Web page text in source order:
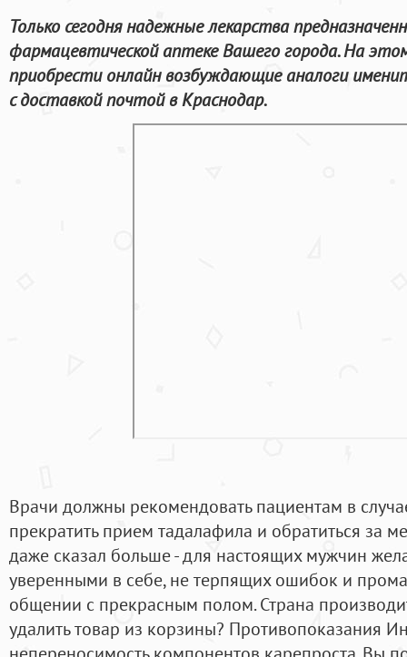
Только сегодня надежные лекарства
фармацевтической аптеке Вашего города. На
приобрести онлайн возбуждающие аналоги
с доставкой почтой в Краснодар.
Врачи должны рекомендовать пациентам в
прекратить прием тадалафила и обратиться за
даже сказал больше - для настоящих мужчин
уверенными в себе, не терпящих ошибок и
общении с прекрасным полом. Страна
удалить товар из корзины? Противопоказания